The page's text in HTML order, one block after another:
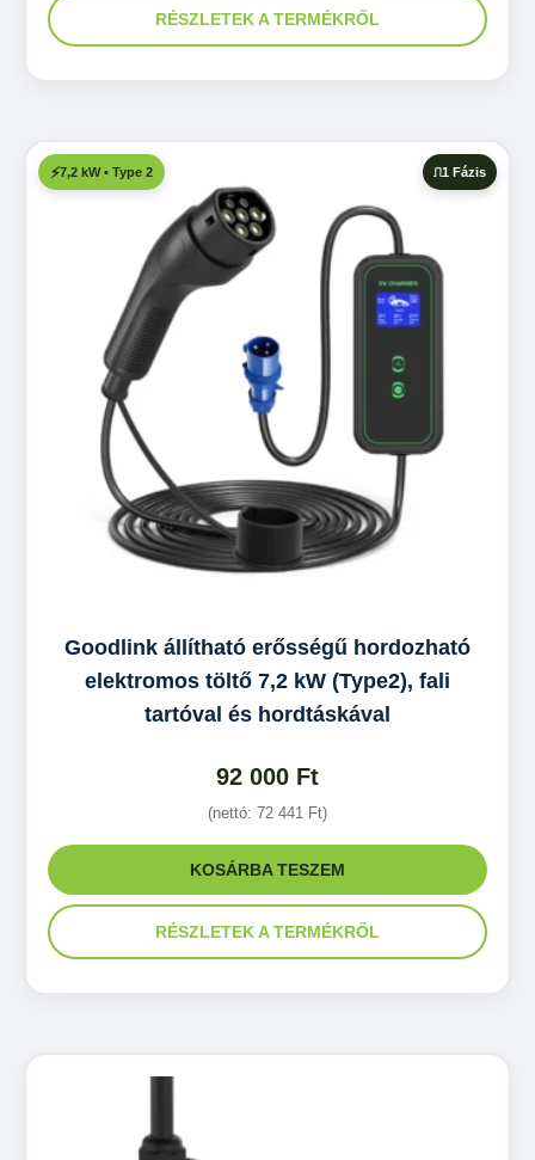
RÉSZLETEK A TERMÉKRŐL
7,2 kW • Type 2 1 Fázis
Goodlink állítható erősségű hordozható
elektromos töltő 7,2 kW (Type2), fali
tartóval és hordtáskával
92 000 Ft
(nettó: 72 441 Ft)
KOSÁRBA TESZEM
RÉSZLETEK A TERMÉKRŐL